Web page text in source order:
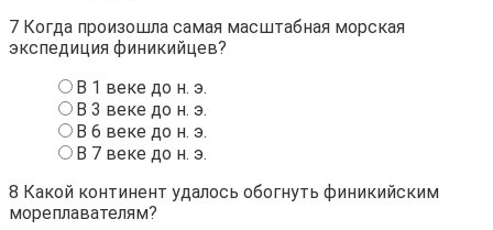
7 Когда произошла самая масштабная морская
экспедиция финикийцев?
В 1 веке до н. э.
В 3 веке до н. э.
В 6 веке до н. э.
В 7 веке до н. э.
8 Какой континент удалось обогнуть финикийским
мореплавателям?